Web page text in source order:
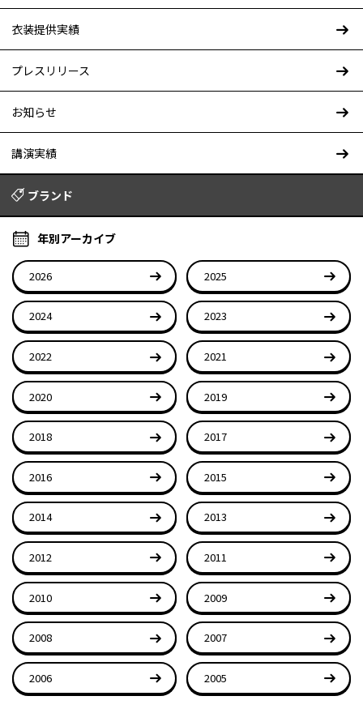
衣装提供実績
プレスリリース
お知らせ
講演実績
ブランド
年別アーカイブ
2026 2025
2024 2023
2022 2021
2020 2019
2018 2017
2016 2015
2014 2013
2012 2011
2010 2009
2008 2007
2006 2005